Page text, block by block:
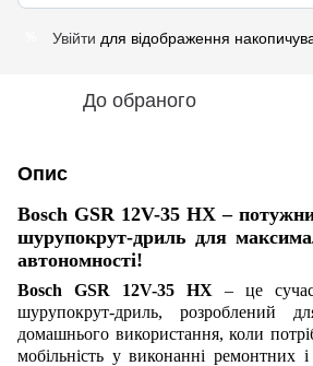
Увійти для відображення
До обраного
Опис
Bosch GSR 12V-35 HX –
шурупокрут-дриль для
автономності!
Bosch GSR 12V-35 HX – це
шурупокрут-дриль, розроблений
домашнього використання, коли
мобільність у виконанні ремонтних